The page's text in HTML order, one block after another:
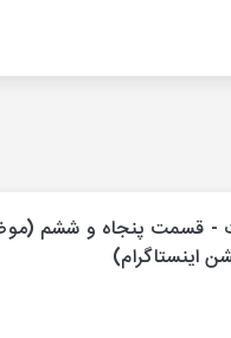
قسمت پنجاه و ششم
اینستاگرام)